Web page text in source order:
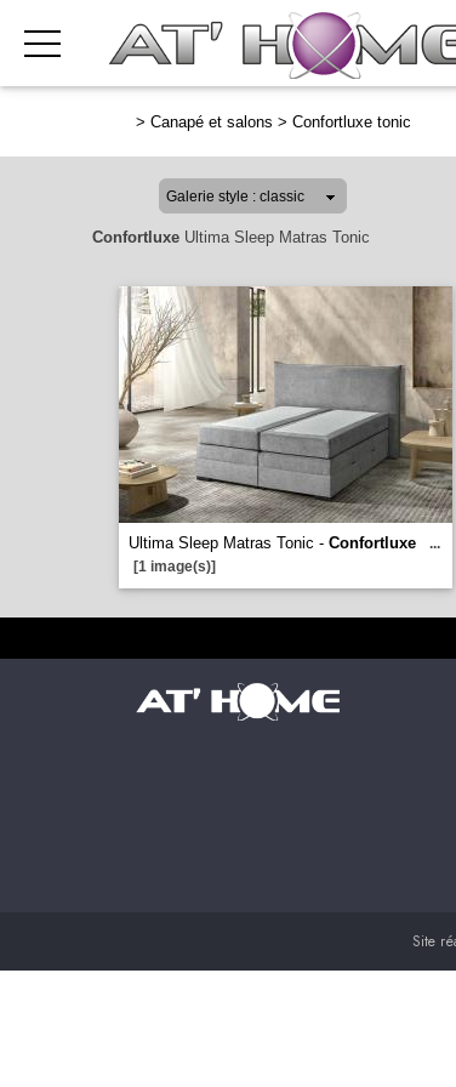
> Canapé et salons > Confortluxe tonic
Confortluxe Ultima Sleep Matras Tonic
Ultima Sleep Matras Tonic - Confortluxe
...
[1 image(s)]
Site